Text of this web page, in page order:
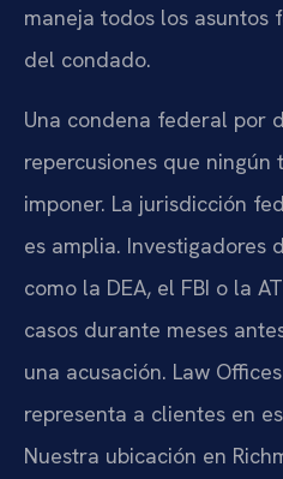
maneja todos los asuntos
del condado.
Una condena federal por
repercusiones que
imponer. La jurisdicción
es amplia. Investigadores
como la DEA, el FBI o la
casos durante meses
una acusación. Law Offices
representa a clientes en
Nuestra ubicación en